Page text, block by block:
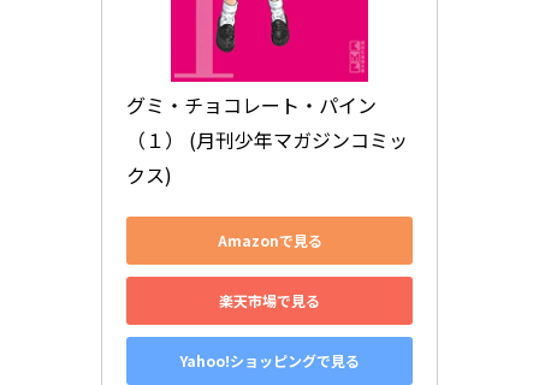
グミ・チョコレート・パイン
（１） (月刊少年マガジンコミッ
クス)
Amazonで見る
楽天市場で見る
Yahoo!ショッピングで見る